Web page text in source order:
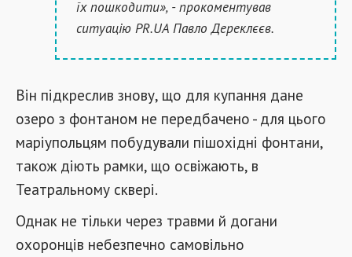
їх пошкодити», - прокоментував
ситуацію PR.UA Павло Дереклєєв.
Він підкреслив знову, що для купання дане
озеро з фонтаном не передбачено - для цього
маріупольцям побудували пішохідні фонтани,
також діють рамки, що освіжають, в
Театральному сквері.
Однак не тільки через травми й догани
охоронців небезпечно самовільно